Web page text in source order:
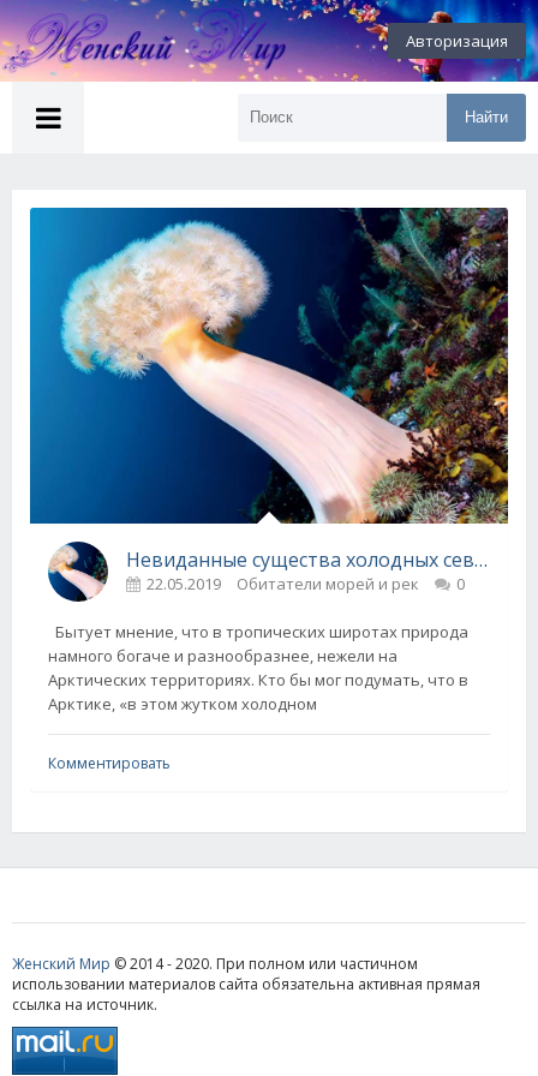
Авторизация
Найти
Невиданные существа холодных северных морей
22.05.2019 Обитатели морей и рек 0
Бытует мнение, что в тропических широтах природа
намного богаче и разнообразнее, нежели на
Арктических территориях. Кто бы мог подумать, что в
Арктике, «в этом жутком холодном
Комментировать
Женский Мир © 2014 - 2020. При полном или частичном
использовании материалов сайта обязательна активная прямая
ссылка на источник.